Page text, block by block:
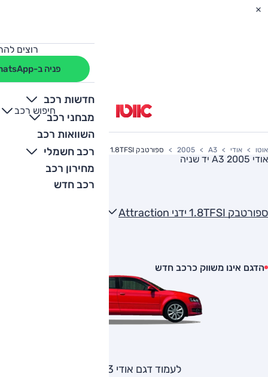
רוצים
פניה ב-WhatsApp
חדשות רכב
מבחני רכב
השוואות רכב
רכב חשמלי
מחירון רכב
רכב חדש
חיפוש רכב
+
-
אוטו אודי A3
2005 ספורטבק 1.8TFSI ידני Attraction
אודי A3 2005 יד שניה
ספורטבק 1.8TFSI ידני Attraction
הדגם אינו משווק כרכב חדש
לעמוד דגם אודי A3